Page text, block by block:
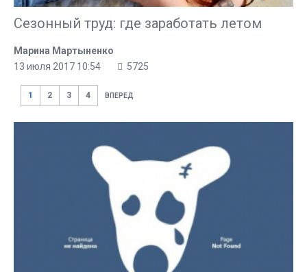
Сезонный труд: где заработать летом
Марина Мартыненко
13 июля 2017 10:54
5725
1 2 3 4 ВПЕРЕД